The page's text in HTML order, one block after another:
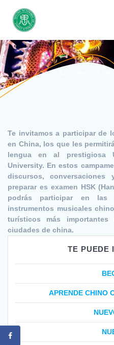
Academia
TE PUEDE
APRENDE CHINO
Te invitamos a participar de
en China, los que les
lengua en al prestigiosa
University. En estos
discursos,
preparar es examen HSK
podrás participar en las
instrumentos musicales
turísticos más
ciudades de china.